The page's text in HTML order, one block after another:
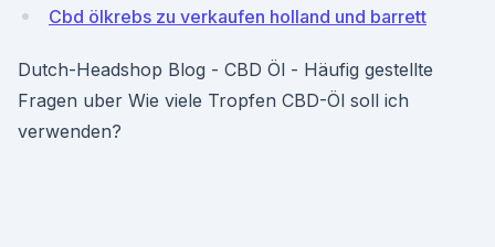
Cbd ölkrebs zu verkaufen holland und barrett
Dutch-Headshop Blog - CBD Öl - Häufig gestellte
Fragen uber Wie viele Tropfen CBD-Öl soll ich
verwenden?